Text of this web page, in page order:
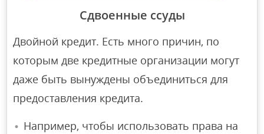
Сдвоенные ссуды
Двойной кредит. Есть много причин, по
которым две кредитные организации могут
даже быть вынуждены объединиться для
предоставления кредита.
Например, чтобы использовать права на